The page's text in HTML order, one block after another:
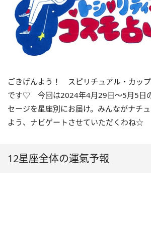
ごきげんよう！ スピリチュアル・カッ
です♡ 今回は2024年4月29日〜5月5日
セージを星座別にお届け。みんながナチ
よう、ナビゲートさせていただくわね☆
12星座全体の運氣予報